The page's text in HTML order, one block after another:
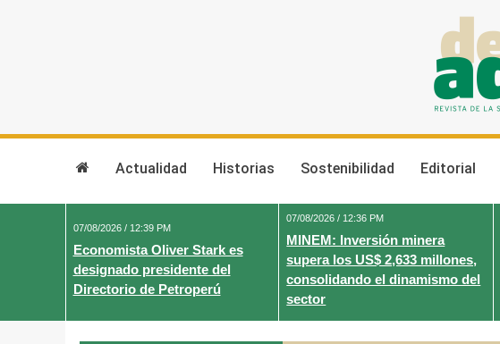
Actualidad Historias Sostenibilidad Editorial
07/08/2026 / 12:39 PM
Economista Oliver Stark es
designado presidente del
Directorio de Petroperú
07/08/2026 / 12:36 PM
MINEM: Inversión minera
supera los US$ 2,633 millones,
consolidando el dinamismo del
sector